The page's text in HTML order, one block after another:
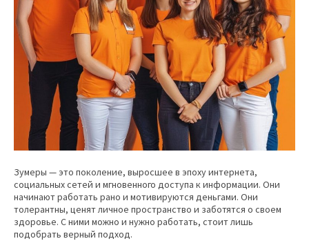
Зумеры — это поколение, выросшее в эпоху интернета,
социальных сетей и мгновенного доступа к информации. Они
начинают работать рано и мотивируются деньгами. Они
толерантны, ценят личное пространство и заботятся о своем
здоровье. С ними можно и нужно работать, стоит лишь
подобрать верный подход.